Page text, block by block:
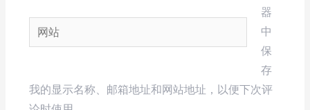
箱
*
网
站
器
中
保
存
我的显示名称、邮箱地址和网站地址，以便下次评